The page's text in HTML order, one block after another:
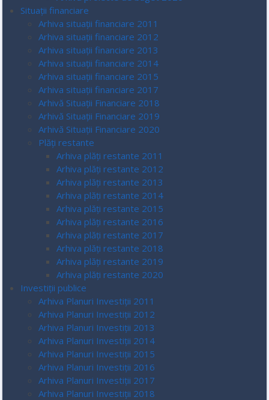
Situații financiare
Arhiva situații financiare 2011
Arhiva situații financiare 2012
Arhiva situații financiare 2013
Arhiva situații financiare 2014
Arhiva situații financiare 2015
Arhiva situații financiare 2017
Arhivă Situații Financiare 2018
Arhivă Situații Financiare 2019
Arhivă Situații Financiare 2020
Plăți restante
Arhiva plăți restante 2011
Arhiva plăți restante 2012
Arhiva plăți restante 2013
Arhiva plăți restante 2014
Arhiva plăți restante 2015
Arhiva plăți restante 2016
Arhiva plăți restante 2017
Arhiva plăți restante 2018
Arhiva plăți restante 2019
Arhiva plăți restante 2020
Investiții publice
Arhiva Planuri Investiții 2011
Arhiva Planuri Investiții 2012
Arhiva Planuri Investiții 2013
Arhiva Planuri Investiții 2014
Arhiva Planuri Investiții 2015
Arhiva Planuri Investiții 2016
Arhiva Planuri Investiții 2017
Arhiva Planuri Investiții 2018